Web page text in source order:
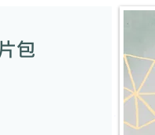
包